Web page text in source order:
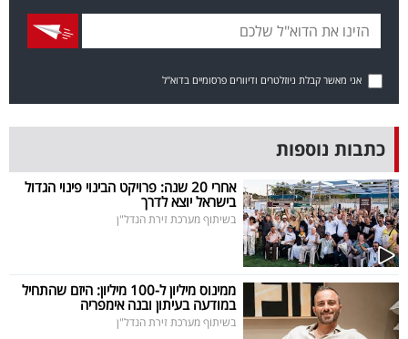
אחרינו:
אני מאשר קבלת ניוזלטרים ודיוורים פרסומיים בדוא"ל
כתבות נוספות
אחרי 20 שנה: פרויקט הבינוי פינוי הגדול
בישראל יוצא לדרך
בשיתוף מערכת זירת הנדל"ן
ממינוס מיליון ל-100 מיליון: היזם שהתחיל
במודעה בעיתון ובנה אימפריה
בשיתוף מערכת זירת הנדל"ן